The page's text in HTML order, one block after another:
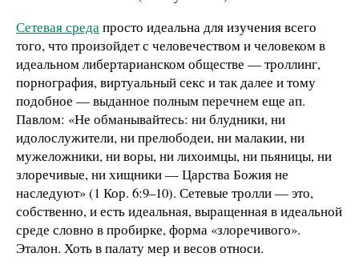
Сетевая средапросто идеальна для изучения всего
того, что произойдет с человечеством и человеком в
идеальном либертарианском обществе — троллинг,
порнография, виртуальный секс и так далее и тому
подобное — выданное полным перечнем еще ап.
Павлом: «Не обманывайтесь: ни блудники, ни
идолослужители, ни прелюбодеи, ни малакии, ни
мужеложники, ни воры, ни лихоимцы, ни пьяницы, ни
злоречивые, ни хищники — Царства Божия не
наследуют» (1 Кор. 6:9–10). Сетевые тролли — это,
собственно, и есть идеальная, выращенная в идеальной
среде словно в пробирке, форма «злоречивого».
Эталон. Хоть в палату мер и весов относи.